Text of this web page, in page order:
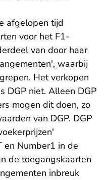
afgelopen tijd
voor het F1-
van door haar
waarbij
Het verkopen
DGP niet. Alleen DGP
mogen dit doen, zo
van DGP. DGP
en Number1 in de
de toegangskaarten
inbreuk